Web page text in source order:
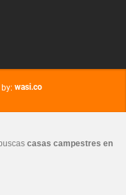
wasi.co
casas campestres en